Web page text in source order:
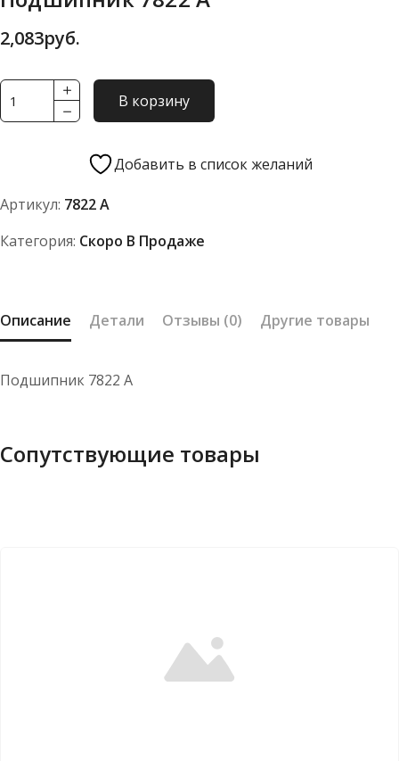
2,083руб.
Количество
товара
В корзину
Добавить в список желаний
Артикул: 7822 А
Категория: Скоро В Продаже
Описание Детали Отзывы (0) Другие товары
Подшипник 7822 А
Сопутствующие товары